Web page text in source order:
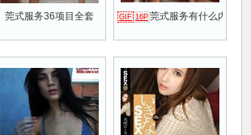
ひかる
一条龙服务动作图
莞式服务36项目全套 GIF 16P 莞式服务有什么内容